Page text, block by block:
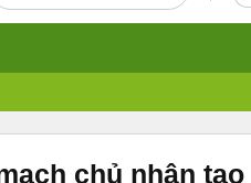
chủ nhân tạo